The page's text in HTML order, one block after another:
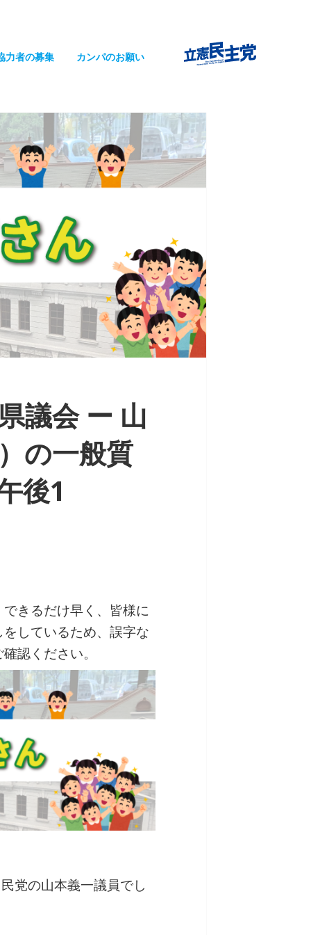
力者の募集 カンパのお願い
議会 ー 山
の一般質
後1
きるだけ早く、皆様に
しているため、誤字な
認ください。
党の山本義一議員でし